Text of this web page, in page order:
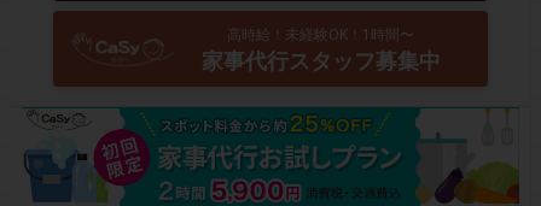
高時給！未経験OK！1時間〜
家事代行スタッフ募集中